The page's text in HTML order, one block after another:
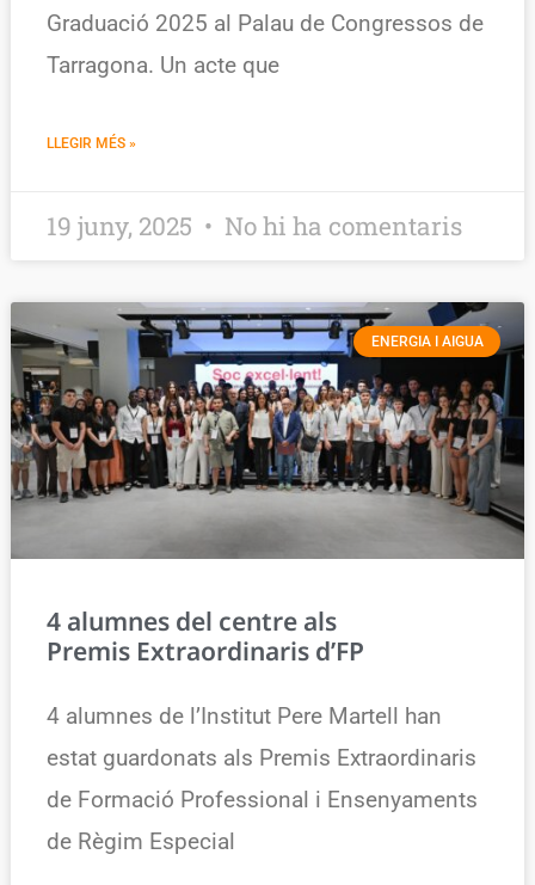
Graduació 2025 al Palau de Congressos de
Tarragona. Un acte que
LLEGIR MÉS »
19 juny, 2025 No hi ha comentaris
ENERGIA I AIGUA
4 alumnes del centre als
Premis Extraordinaris d’FP
4 alumnes de l’Institut Pere Martell han
estat guardonats als Premis Extraordinaris
de Formació Professional i Ensenyaments
de Règim Especial